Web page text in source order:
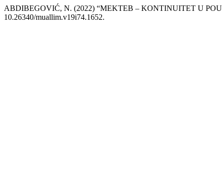
ABDIBEGOVIĆ, N. (2022) “MEKTEB – KONTINUITET U
10.26340/muallim.v19i74.1652.